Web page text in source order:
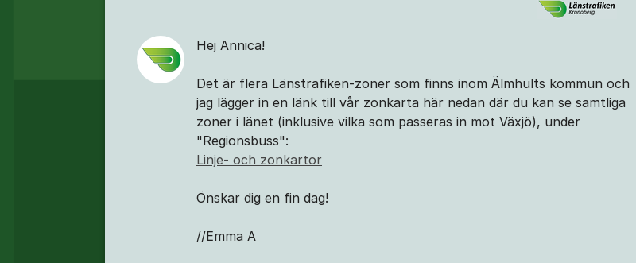
Hej Annica!
Det är flera Länstrafiken-zoner som finns inom Älmhults kommun och
jag lägger in en länk till vår zonkarta här nedan där du kan se samtliga
zoner i länet (inklusive vilka som passeras in mot Växjö), under
"Regionsbuss":
Linje- och zonkartor
Önskar dig en fin dag!
//Emma A